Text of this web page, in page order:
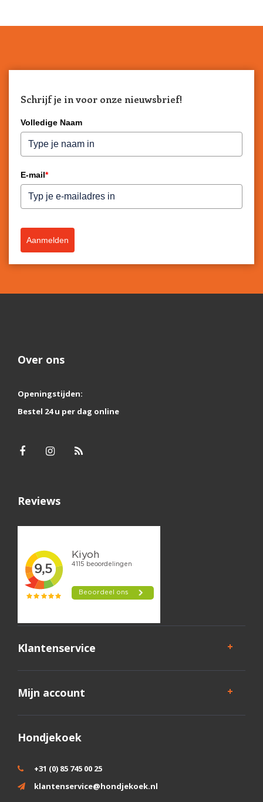
Schrijf je in voor onze nieuwsbrief!
Volledige Naam
E-mail*
Aanmelden
Over ons
Openingstijden:
Bestel 24 u per dag online
Reviews
Klantenservice
Mijn account
Hondjekoek
+31 (0) 85 745 00 25
klantenservice@hondjekoek.nl